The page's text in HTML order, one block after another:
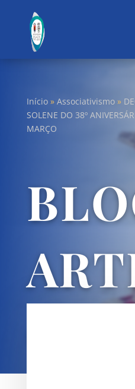
Início» Associativismo»
SOLENE DO 38º
MARÇO
UNIÃO DAS